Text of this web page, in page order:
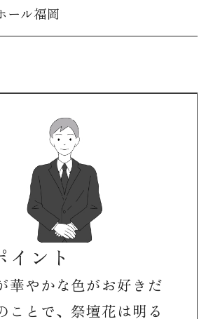
ール福岡
イント
華やかな色がお好きだ
ことで、祭壇花は明る